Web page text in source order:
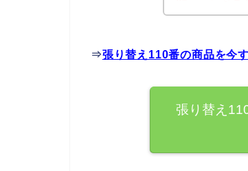
⇒張り替え110番の商品を今
張り替え